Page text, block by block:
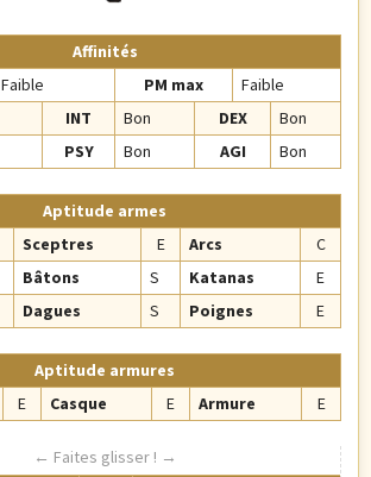
Affinités
Faible PM max
Faible
INT Bon DEX
Bon
PSY Bon AGI Bon
Aptitude armes
Sceptres E Arcs
C
Bâtons S Katanas
E
Dagues S Poignes E
Aptitude armures
E Casque E Armure E